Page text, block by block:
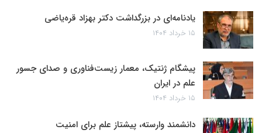
یادنامه‌ای در بزرگداشت دکتر بهزاد قره‌یاضی
۱۵ خرداد ۱۴۰۴
پیشگام ژنتیک، معمار زیست‌فناوری و صدای جسور
علم در ایران
۱۵ خرداد ۱۴۰۴
دانشمند وارسته، پیشتاز علم برای امنیت